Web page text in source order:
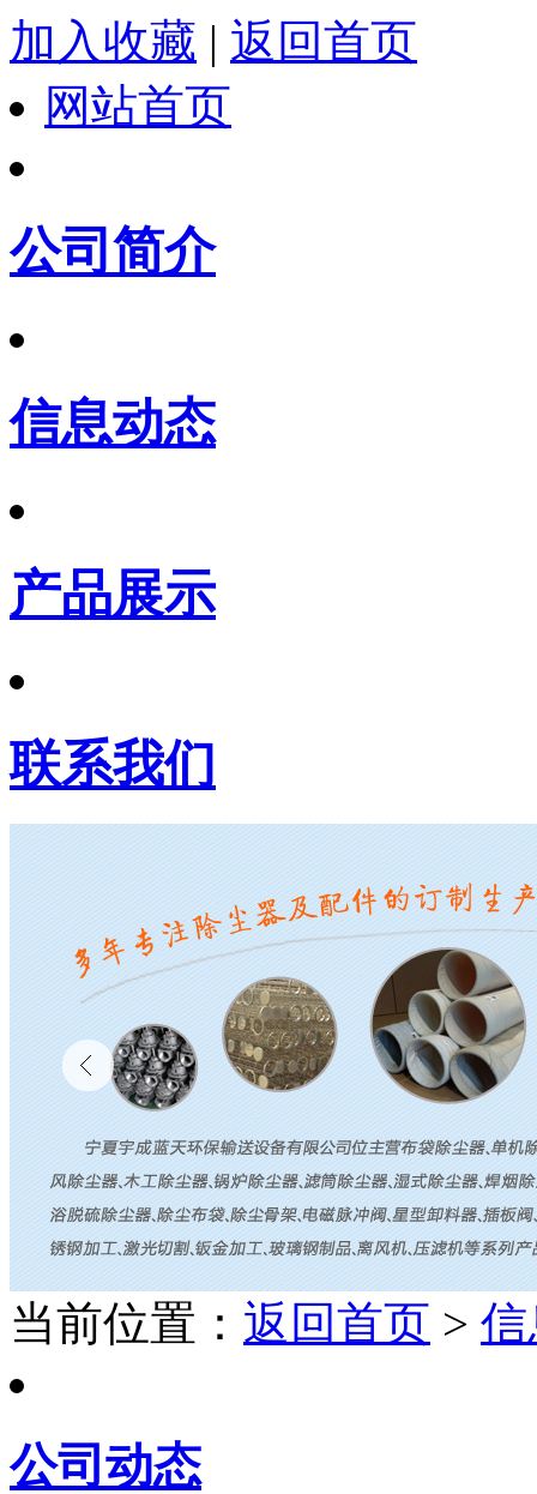
加入收藏 | 返回首页
网站首页
公司简介
信息动态
产品展示
联系我们
当前位置： 返回首页 >
公司动态